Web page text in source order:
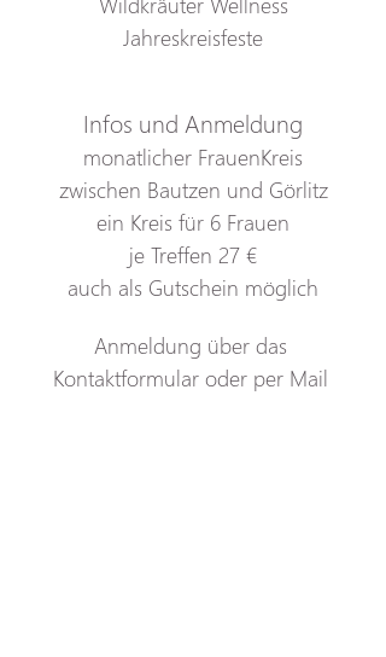
Jahreskreisfeste
Infos und Anmeldung
monatlicher FrauenKreis
zwischen Bautzen und Görlitz
ein Kreis für 6 Frauen
je Treffen 27 €
auch als Gutschein möglich
Anmeldung über das
Kontaktformular oder per Mail